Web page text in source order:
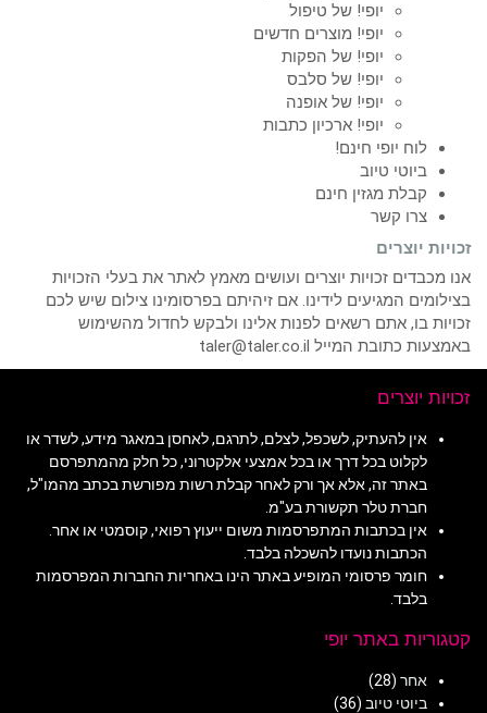
יופי! של טיפול
יופי! מוצרים חדשים
יופי! של הפקות
יופי! של סלבס
יופי! של אופנה
יופי! ארכיון כתבות
לוח יופי חינם!
ביוטי טיוב
קבלת מגזין חינם
צרו קשר
זכויות יוצרים
אנו מכבדים זכויות יוצרים ועושים מאמץ לאתר את בעלי הזכויות
בצילומים המגיעים לידינו. אם זיהיתם בפרסומינו צילום שיש לכם
זכויות בו, אתם רשאים לפנות אלינו ולבקש לחדול מהשימוש
באמצעות כתובת המייל taler@taler.co.il
זכויות יוצרים
אין להעתיק, לשכפל, לצלם, לתרגם, לאחסן במאגר מידע, לשדר או
לקלוט בכל דרך או בכל אמצעי אלקטרוני, כל חלק מהמתפרסם
באתר זה, אלא אך ורק לאחר קבלת רשות מפורשת בכתב מהמו"ל,
חברת טלר תקשורת בע"מ.
אין בכתבות המתפרסמות משום ייעוץ רפואי, קוסמטי או אחר.
הכתבות נועדו להשכלה בלבד.
חומר פרסומי המופיע באתר הינו באחריות החברות המפרסמות
בלבד.
קטגוריות באתר יופי
אחר (28)
ביוטי טיוב (36)